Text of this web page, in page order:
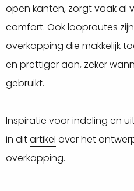
open kanten, zorgt vaak al
comfort. Ook looproutes
overkapping die makkelijk
en prettiger aan, zeker
gebruikt.
Inspiratie voor indeling en
in ditartikel over het
overkapping.